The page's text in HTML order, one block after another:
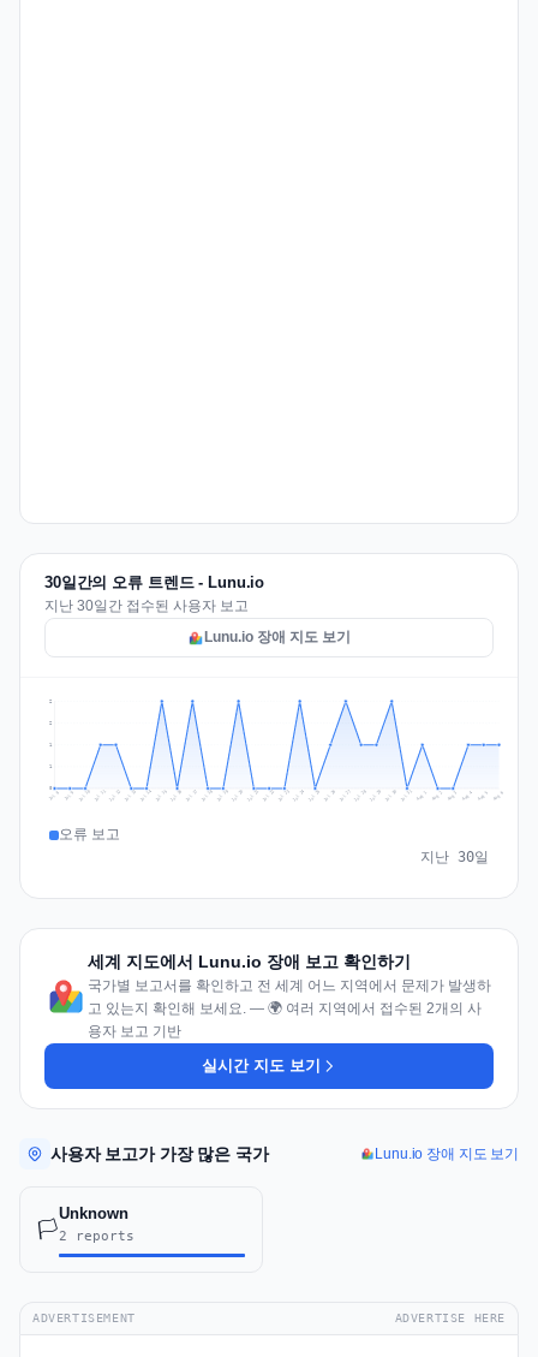
30일간의 오류 트렌드 - Lunu.io
지난 30일간 접수된 사용자 보고
Lunu.io 장애 지도 보기
1
1
2
2
Jul 8 Jul 9 Jul 10 Jul 11 Jul 12 Jul 13 Jul 14 Jul 15 Jul 16 Jul 17 Jul 18 Jul 19 Jul 20 Jul 21 Jul 22 Jul 23 Jul 24 Jul 25 Jul 26 Jul 27 Jul 28 Jul 29 Jul 30 Jul 31 Aug 1 Aug 2 Aug 3 Aug 4 Aug 5 Aug 6
오류 보고
지난 30일
세계 지도에서 Lunu.io 장애 보고 확인하기
국가별 보고서를 확인하고 전 세계 어느 지역에서 문제가 발생하
고 있는지 확인해 보세요. — 🌍 여러 지역에서 접수된 2개의 사
용자 보고 기반
실시간 지도 보기
사용자 보고가 가장 많은 국가 Lunu.io 장애 지도 보기
🏳️
Unknown
2 reports
ADVERTISEMENT ADVERTISE HERE